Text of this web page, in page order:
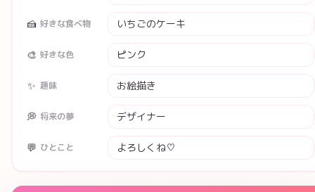
🍰 好きな食べ物
🎨 好きな色
✨ 趣味
💭 将来の夢
💬 ひとこと